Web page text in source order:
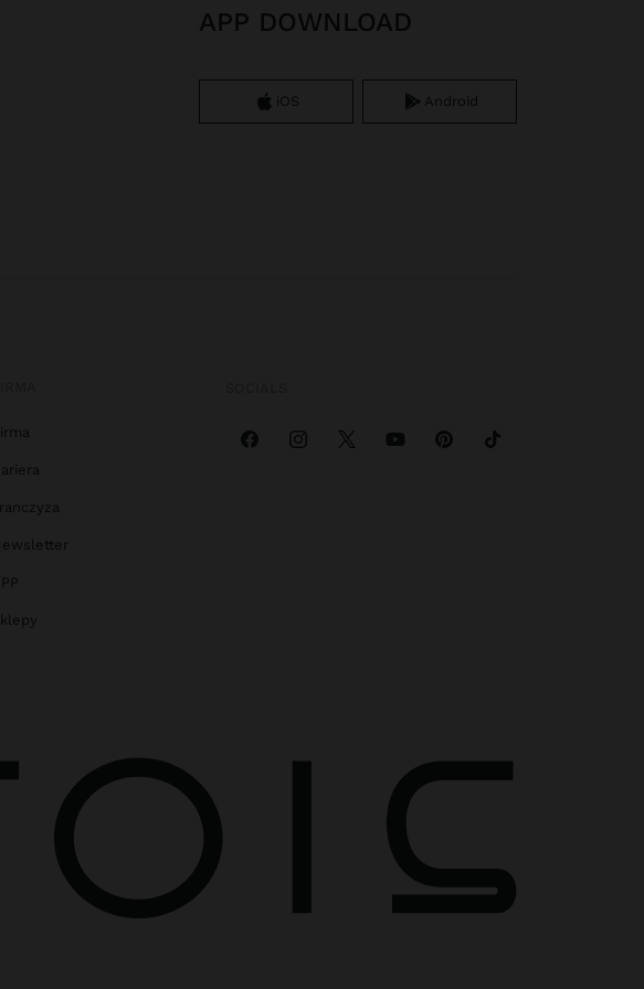
APP DOWNLOAD
iOS Android